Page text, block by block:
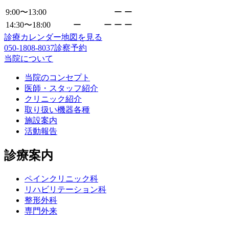
9:00〜13:00 ー ー
14:30〜18:00
ー ー ー ー
診療カレンダー地図を見る
050-1808-8037診察予約
当院について
当院のコンセプト
医師・スタッフ紹介
クリニック紹介
取り扱い機器各種
施設案内
活動報告
診療案内
ペインクリニック科
リハビリテーション科
整形外科
専門外来